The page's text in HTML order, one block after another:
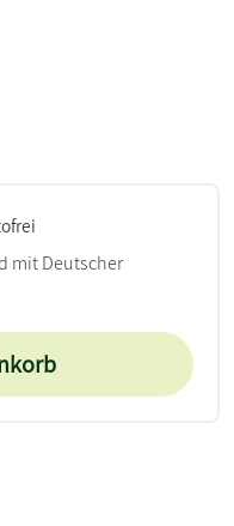
mit Deutscher